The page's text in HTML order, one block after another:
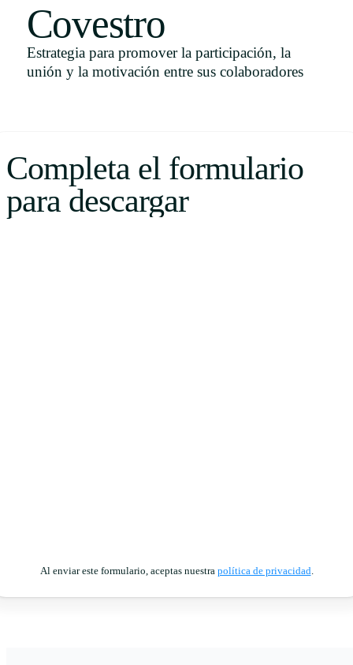
Uruguay
Português
Covestro
Estrategia para promover la participación, la
unión y la motivación entre sus colaboradores
Completa el formulario
para descargar
Al enviar este formulario, aceptas nuestra política de privacidad